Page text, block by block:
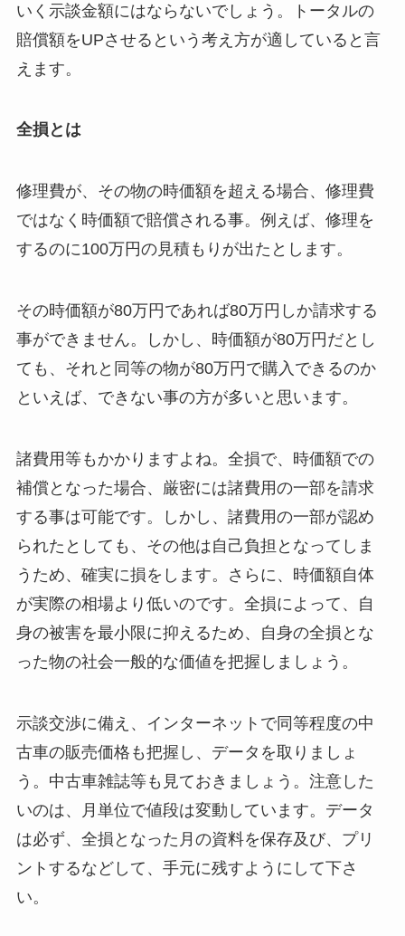
いく示談金額にはならないでしょう。トータルの
賠償額をUPさせるという考え方が適していると言
えます。
全損とは
修理費が、その物の時価額を超える場合、修理費
ではなく時価額で賠償される事。例えば、修理を
するのに100万円の見積もりが出たとします。
その時価額が80万円であれば80万円しか請求する
事ができません。しかし、時価額が80万円だとし
ても、それと同等の物が80万円で購入できるのか
といえば、できない事の方が多いと思います。
諸費用等もかかりますよね。全損で、時価額での
補償となった場合、厳密には諸費用の一部を請求
する事は可能です。しかし、諸費用の一部が認め
られたとしても、その他は自己負担となってしま
うため、確実に損をします。さらに、時価額自体
が実際の相場より低いのです。全損によって、自
身の被害を最小限に抑えるため、自身の全損とな
った物の社会一般的な価値を把握しましょう。
示談交渉に備え、インターネットで同等程度の中
古車の販売価格も把握し、データを取りましょ
う。中古車雑誌等も見ておきましょう。注意した
いのは、月単位で値段は変動しています。データ
は必ず、全損となった月の資料を保存及び、プリ
ントするなどして、手元に残すようにして下さ
い。